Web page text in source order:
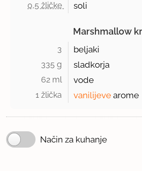
0,5 žličke soli
Marshmallow
3 beljaki
335 g sladkorja
62 ml vode
1 žlička vanilijeve arome
Način za kuhanje